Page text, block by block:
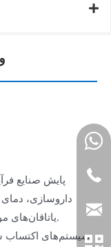
پایش صنایع
داروسازی،
یاتاقان‌های موتور و غیره به صورت متمرکز پایش می‌شود.
سیستم‌های اکتساب